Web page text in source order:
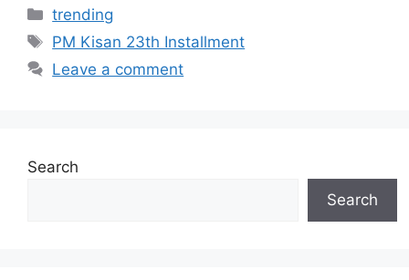
Categories
trending
Tags
PM Kisan 23th Installment
Leave a comment
Search
Search